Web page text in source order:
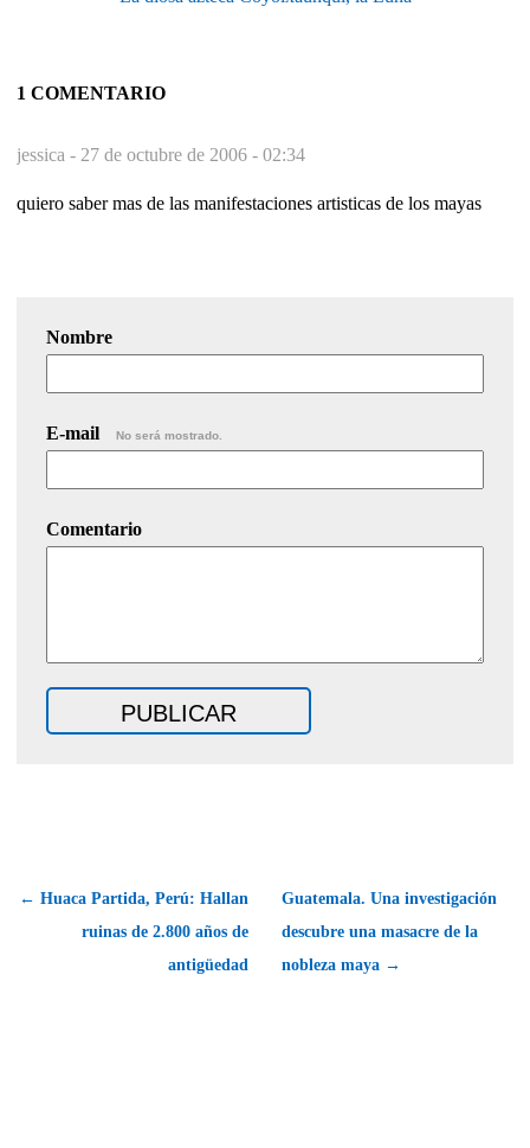
1 COMENTARIO
jessica - 27 de octubre de 2006 - 02:34
quiero saber mas de las manifestaciones artisticas de los mayas
Nombre
E-mail No será mostrado.
Comentario
← Huaca Partida, Perú: Hallan
ruinas de 2.800 años de
antigüedad
Guatemala. Una investigación
descubre una masacre de la
nobleza maya →